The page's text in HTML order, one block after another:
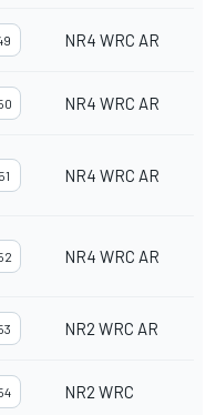
NR4 WRC AR
NR4 WRC AR
51 NR4 WRC AR
NR4 WRC AR
NR2 WRC AR
NR2 WRC